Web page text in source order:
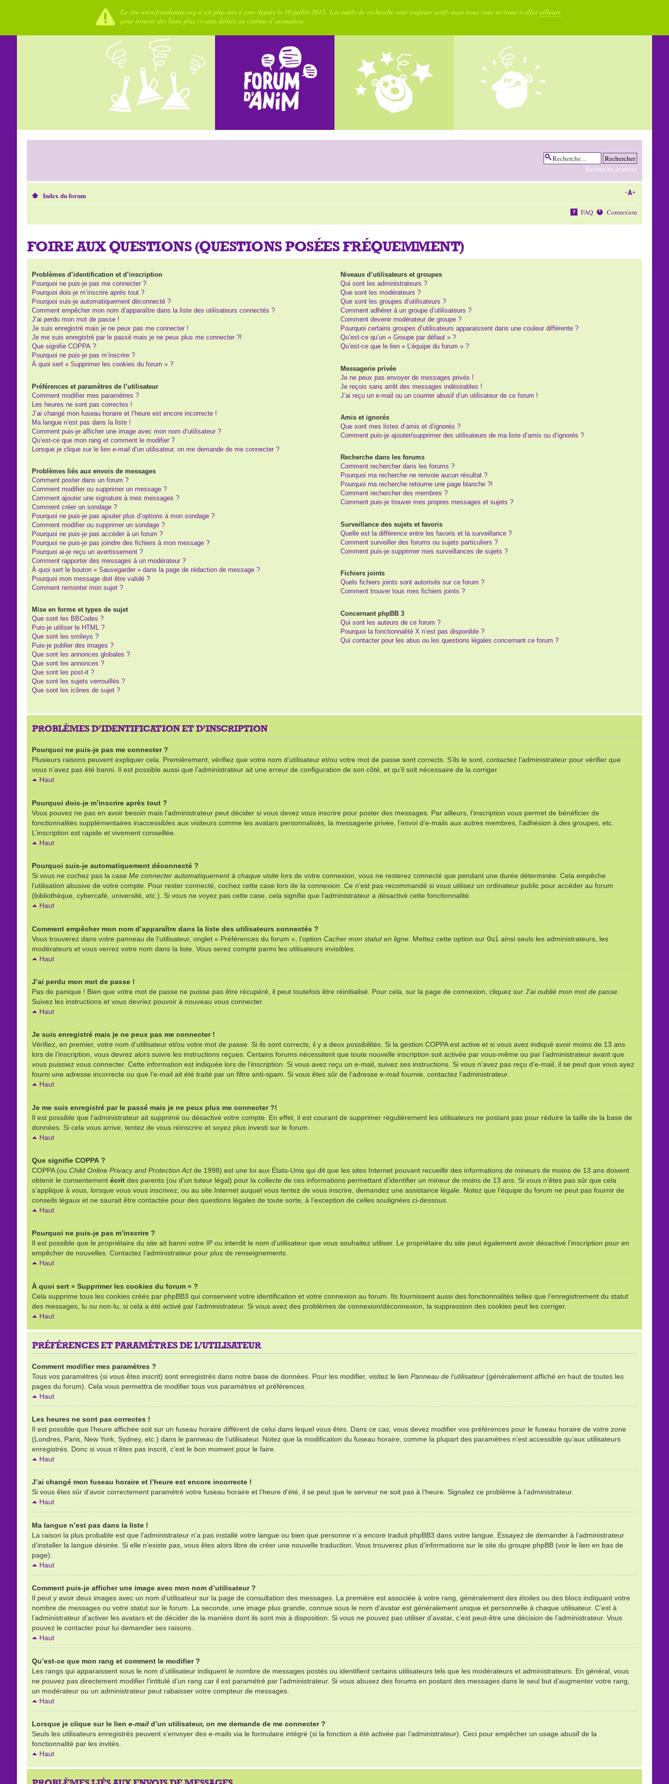
Le site www.fousdanim.org n’est plus mis à jour depuis le 10 juillet 2015. Les outils de recherche sont toujours actifs mais nous vous invitons à allerailleurs
pour trouver des lieux plus vivants dédiés au cinéma d’animation.
Recherche avancée
Index du forum
FAQ Connexion
FOIRE AUX QUESTIONS (QUESTIONS POSÉES FRÉQUEMMENT)
Problèmes d’identification et d’inscription
Pourquoi ne puis-je pas me connecter ?
Pourquoi dois-je m’inscrire après tout ?
Pourquoi suis-je automatiquement déconnecté ?
Comment empêcher mon nom d’apparaître dans la liste des utilisateurs connectés ?
J’ai perdu mon mot de passe !
Je suis enregistré mais je ne peux pas me connecter !
Je me suis enregistré par le passé mais je ne peux plus me connecter ?!
Que signifie COPPA ?
Pourquoi ne puis-je pas m’inscrire ?
À quoi sert « Supprimer les cookies du forum » ?
Préférences et paramètres de l’utilisateur
Comment modifier mes paramètres ?
Les heures ne sont pas correctes !
J’ai changé mon fuseau horaire et l’heure est encore incorrecte !
Ma langue n’est pas dans la liste !
Comment puis-je afficher une image avec mon nom d’utilisateur ?
Qu’est-ce que mon rang et comment le modifier ?
Lorsque je clique sur le lien e-maild’un utilisateur, on me demande de me connecter ?
Problèmes liés aux envois de messages
Comment poster dans un forum ?
Comment modifier ou supprimer un message ?
Comment ajouter une signature à mes messages ?
Comment créer un sondage ?
Pourquoi ne puis-je pas ajouter plus d’options à mon sondage ?
Comment modifier ou supprimer un sondage ?
Pourquoi ne puis-je pas accéder à un forum ?
Pourquoi ne puis-je pas joindre des fichiers à mon message ?
Pourquoi ai-je reçu un avertissement ?
Comment rapporter des messages à un modérateur ?
À quoi sert le bouton « Sauvegarder » dans la page de rédaction de message ?
Pourquoi mon message doit être validé ?
Comment remonter mon sujet ?
Mise en forme et types de sujet
Que sont les BBCodes ?
Puis-je utiliser le HTML ?
Que sont les smileys ?
Puis-je publier des images ?
Que sont les annonces globales ?
Que sont les annonces ?
Que sont les post-it ?
Que sont les sujets verrouillés ?
Que sont les icônes de sujet ?
Niveaux d’utilisateurs et groupes
Qui sont les administrateurs ?
Que sont les modérateurs ?
Que sont les groupes d’utilisateurs ?
Comment adhérer à un groupe d’utilisateurs ?
Comment devenir modérateur de groupe ?
Pourquoi certains groupes d’utilisateurs apparaissent dans une couleur différente ?
Qu’est-ce qu’un « Groupe par défaut » ?
Qu’est-ce que le lien « L’équipe du forum » ?
Messagerie privée
Je ne peux pas envoyer de messages privés !
Je reçois sans arrêt des messages indésirables !
J’ai reçu un e-mail ou un courrier abusif d’un utilisateur de ce forum !
Amis et ignorés
Que sont mes listes d’amis et d’ignorés ?
Comment puis-je ajouter/supprimer des utilisateurs de ma liste d’amis ou d’ignorés ?
Recherche dans les forums
Comment rechercher dans les forums ?
Pourquoi ma recherche ne renvoie aucun résultat ?
Pourquoi ma recherche retourne une page blanche ?!
Comment rechercher des membres ?
Comment puis-je trouver mes propres messages et sujets ?
Surveillance des sujets et favoris
Quelle est la différence entre les favoris et la surveillance ?
Comment surveiller des forums ou sujets particuliers ?
Comment puis-je supprimer mes surveillances de sujets ?
Fichiers joints
Quels fichiers joints sont autorisés sur ce forum ?
Comment trouver tous mes fichiers joints ?
Concernant phpBB 3
Qui sont les auteurs de ce forum ?
Pourquoi la fonctionnalité X n’est pas disponible ?
Qui contacter pour les abus ou les questions légales concernant ce forum ?
PROBLÈMES D’IDENTIFICATION ET D’INSCRIPTION
Pourquoi ne puis-je pas me connecter ?
Plusieurs raisons peuvent expliquer cela. Premièrement, vérifiez que votre nom d’utilisateur et/ou votre mot de passe sont corrects. S’ils le sont, contactez l’administrateur pour vérifier que
vous n’avez pas été banni. Il est possible aussi que l’administrateur ait une erreur de configuration de son côté, et qu’il soit nécessaire de la corriger.
Haut
Pourquoi dois-je m’inscrire après tout ?
Vous pouvez ne pas en avoir besoin mais l’administrateur peut décider si vous devez vous inscrire pour poster des messages. Par ailleurs, l’inscription vous permet de bénéficier de
fonctionnalités supplémentaires inaccessibles aux visiteurs comme les avatars personnalisés, la messagerie privée, l’envoi d’e-mails aux autres membres, l’adhésion à des groupes, etc.
L’inscription est rapide et vivement conseillée.
Haut
Pourquoi suis-je automatiquement déconnecté ?
Si vous ne cochez pas la case Me connecter automatiquement à chaque visitelors de votre connexion, vous ne resterez connecté que pendant une durée déterminée. Cela empêche
l’utilisation abusive de votre compte. Pour rester connecté, cochez cette case lors de la connexion. Ce n’est pas recommandé si vous utilisez un ordinateur public pour accéder au forum
(bibliothèque, cybercafé, université, etc.). Si vous ne voyez pas cette case, cela signifie que l’administrateur a désactivé cette fonctionnalité.
Haut
Comment empêcher mon nom d’apparaître dans la liste des utilisateurs connectés ?
Vous trouverez dans votre panneau de l’utilisateur, onglet « Préférences du forum », l’option Cacher mon statut en ligne. Mettez cette option sur Oui ainsi seuls les administrateurs, les
modérateurs et vous verrez votre nom dans la liste. Vous serez compté parmi les utilisateurs invisibles.
Haut
J’ai perdu mon mot de passe !
Pas de panique ! Bien que votre mot de passe ne puisse pas être récupéré, il peut toutefois être réinitialisé. Pour cela, sur la page de connexion, cliquez sur J’ai oublié mon mot de passe.
Suivez les instructions et vous devriez pouvoir à nouveau vous connecter.
Haut
Je suis enregistré mais je ne peux pas me connecter !
Vérifiez, en premier, votre nom d’utilisateur et/ou votre mot de passe. Si ils sont corrects, il y a deux possibilités. Si la gestion COPPA est active et si vous avez indiqué avoir moins de 13 ans
lors de l’inscription, vous devrez alors suivre les instructions reçues. Certains forums nécessitent que toute nouvelle inscription soit activée par vous-même ou par l’administrateur avant que
vous puissiez vous connecter. Cette information est indiquée lors de l’inscription. Si vous avez reçu un e-mail, suivez ses instructions. Si vous n’avez pas reçu d’e-mail, il se peut que vous ayez
fourni une adresse incorrecte ou que l’e-mail ait été traité par un filtre anti-spam. Si vous êtes sûr de l’adresse e-mail fournie, contactez l’administrateur.
Haut
Je me suis enregistré par le passé mais je ne peux plus me connecter ?!
Il est possible que l’administrateur ait supprimé ou désactivé votre compte. En effet, il est courant de supprimer régulièrement les utilisateurs ne postant pas pour réduire la taille de la base de
données. Si cela vous arrive, tentez de vous réinscrire et soyez plus investi sur le forum.
Haut
Que signifie COPPA ?
COPPA (ou Child Online Privacy and Protection Actde 1998) est une loi aux États-Unis qui dit que les sites Internet pouvant recueillir des informations de mineurs de moins de 13 ans doivent
obtenir le consentement écritdes parents (ou d’un tuteur légal) pour la collecte de ces informations permettant d’identifier un mineur de moins de 13 ans. Si vous n’êtes pas sûr que cela
s’applique à vous, lorsque vous vous inscrivez, ou au site Internet auquel vous tentez de vous inscrire, demandez une assistance légale. Notez que l’équipe du forum ne peut pas fournir de
conseils légaux et ne saurait être contactée pour des questions légales de toute sorte, à l’exception de celles soulignées ci-dessous.
Haut
Pourquoi ne puis-je pas m’inscrire ?
Il est possible que le propriétaire du site ait banni votre IP ou interdit le nom d’utilisateur que vous souhaitez utiliser. Le propriétaire du site peut également avoir désactivé l’inscription pour en
empêcher de nouvelles. Contactez l’administrateur pour plus de renseignements.
Haut
À quoi sert « Supprimer les cookies du forum » ?
Cela supprime tous les cookies créés par phpBB3 qui conservent votre identification et votre connexion au forum. Ils fournissent aussi des fonctionnalités telles que l’enregistrement du statut
des messages, lu ou non-lu, si cela a été activé par l’administrateur. Si vous avez des problèmes de connexion/déconnexion, la suppression des cookies peut les corriger.
Haut
PRÉFÉRENCES ET PARAMÈTRES DE L’UTILISATEUR
Comment modifier mes paramètres ?
Tous vos paramètres (si vous êtes inscrit) sont enregistrés dans notre base de données. Pour les modifier, visitez le lien Panneau de l’utilisateur(généralement affiché en haut de toutes les
pages du forum). Cela vous permettra de modifier tous vos paramètres et préférences.
Haut
Les heures ne sont pas correctes !
Il est possible que l’heure affichée soit sur un fuseau horaire différent de celui dans lequel vous êtes. Dans ce cas, vous devez modifier vos préférences pour le fuseau horaire de votre zone
(Londres, Paris, New York, Sydney, etc.) dans le panneau de l’utilisateur. Notez que la modification du fuseau horaire, comme la plupart des paramètres n’est accessible qu’aux utilisateurs
enregistrés. Donc si vous n’êtes pas inscrit, c’est le bon moment pour le faire.
Haut
J’ai changé mon fuseau horaire et l’heure est encore incorrecte !
Si vous êtes sûr d’avoir correctement paramétré votre fuseau horaire et l’heure d’été, il se peut que le serveur ne soit pas à l’heure. Signalez ce problème à l’administrateur.
Haut
Ma langue n’est pas dans la liste !
La raison la plus probable est que l’administrateur n’a pas installé votre langue ou bien que personne n’a encore traduit phpBB3 dans votre langue. Essayez de demander à l’administrateur
d’installer la langue désirée. Si elle n’existe pas, vous êtes alors libre de créer une nouvelle traduction. Vous trouverez plus d’informations sur le site du groupe phpBB (voir le lien en bas de
page).
Haut
Comment puis-je afficher une image avec mon nom d’utilisateur ?
Il peut y avoir deux images avec un nom d’utilisateur sur la page de consultation des messages. La première est associée à votre rang, généralement des étoiles ou des blocs indiquant votre
nombre de messages ou votre statut sur le forum. La seconde, une image plus grande, connue sous le nom d’avatar est généralement unique et personnelle à chaque utilisateur. C’est à
l’administrateur d’activer les avatars et de décider de la manière dont ils sont mis à disposition. Si vous ne pouvez pas utiliser d’avatar, c’est peut-être une décision de l’administrateur. Vous
pouvez le contacter pour lui demander ses raisons.
Haut
Qu’est-ce que mon rang et comment le modifier ?
Les rangs qui apparaissent sous le nom d’utilisateur indiquent le nombre de messages postés ou identifient certains utilisateurs tels que les modérateurs et administrateurs. En général, vous
ne pouvez pas directement modifier l’intitulé d’un rang car il est paramétré par l’administrateur. Si vous abusez des forums en postant des messages dans le seul but d’augmenter votre rang,
un modérateur ou un administrateur peut rabaisser votre compteur de messages.
Haut
Lorsque je clique sur le lien e-maild’un utilisateur, on me demande de me connecter ?
Seuls les utilisateurs enregistrés peuvent s’envoyer des e-mails via le formulaire intégré (si la fonction a été activée par l’administrateur). Ceci pour empêcher un usage abusif de la
fonctionnalité par les invités.
Haut